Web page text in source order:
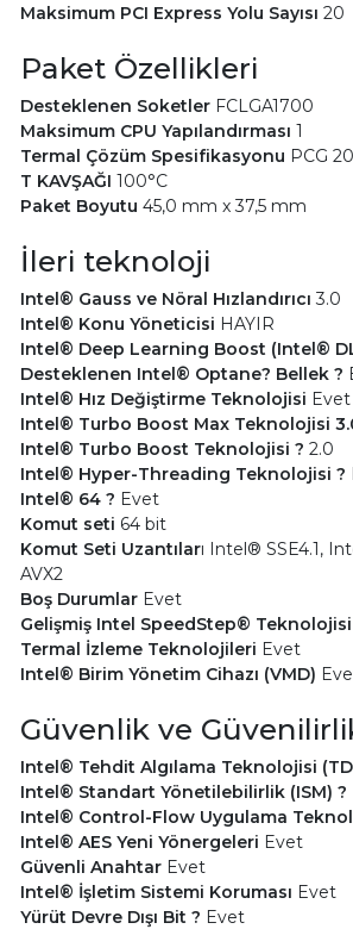
Maksimum PCI Express Yolu Sayısı 20
Paket Özellikleri
Desteklenen SoketlerFCLGA1700
Maksimum CPU Yapılandırması 1
Termal Çözüm Spesifikasyonu PCG
T KAVŞAĞI 100°C
Paket Boyutu 45,0 mm x 37,5 mm
İleri teknoloji
Intel® Gauss ve Nöral Hızlandırıcı 3.0
Intel® Konu Yöneticisi HAYIR
Intel® Deep Learning Boost (Intel®
Desteklenen Intel® Optane? Bellek ?
Intel® Hız Değiştirme Teknolojisi Evet
Intel® Turbo Boost Max Teknolojisi
Intel® Turbo Boost Teknolojisi ? 2.0
Intel® Hyper-Threading Teknolojisi ?
Intel® 64 ? Evet
Komut seti 64 bit
Komut Seti Uzantıları Intel® SSE4.1,
AVX2
Boş Durumlar Evet
Gelişmiş Intel SpeedStep® Teknolojisi
Termal İzleme Teknolojileri Evet
Intel® Birim Yönetim Cihazı (VMD)
Güvenlik ve
Intel® Tehdit Algılama Teknolojisi
Intel® Standart Yönetilebilirlik (ISM) ?
Intel® Control-Flow Uygulama
Intel® AES Yeni Yönergeleri Evet
Güvenli Anahtar Evet
Intel® İşletim Sistemi Koruması Evet
Yürüt Devre Dışı Bit ? Evet